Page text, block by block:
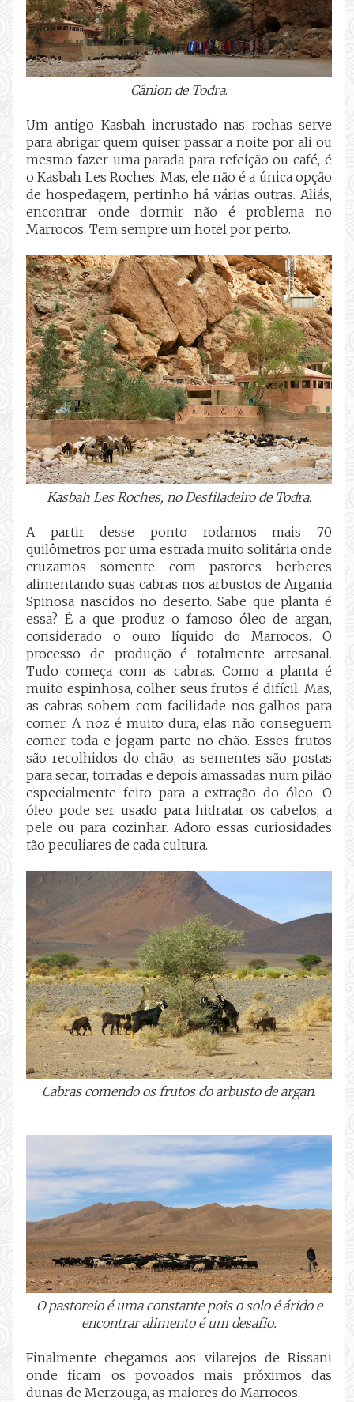
Cânion de Todra.
Um antigo Kasbah incrustado nas rochas serve
para abrigar quem quiser passar a noite por ali ou
mesmo fazer uma parada para refeição ou café, é
o Kasbah Les Roches. Mas, ele não é a única opção
de hospedagem, pertinho há várias outras. Aliás,
encontrar onde dormir não é problema no
Marrocos. Tem sempre um hotel por perto.
Kasbah Les Roches, no Desfiladeiro de Todra.
A partir desse ponto rodamos mais 70
quilômetros por uma estrada muito solitária onde
cruzamos somente com pastores berberes
alimentando suas cabras nos arbustos de Argania
Spinosa nascidos no deserto. Sabe que planta é
essa? É a que produz o famoso óleo de argan,
considerado o ouro líquido do Marrocos. O
processo de produção é totalmente artesanal.
Tudo começa com as cabras. Como a planta é
muito espinhosa, colher seus frutos é difícil. Mas,
as cabras sobem com facilidade nos galhos para
comer. A noz é muito dura, elas não conseguem
comer toda e jogam parte no chão. Esses frutos
são recolhidos do chão, as sementes são postas
para secar, torradas e depois amassadas num pilão
especialmente feito para a extração do óleo. O
óleo pode ser usado para hidratar os cabelos, a
pele ou para cozinhar. Adoro essas curiosidades
tão peculiares de cada cultura.
Cabras comendo os frutos do arbusto de argan.
O pastoreio é uma constante pois o solo é árido e
encontrar alimento é um desafio.
Finalmente chegamos aos vilarejos de Rissani
onde ficam os povoados mais próximos das
dunas de Merzouga, as maiores do Marrocos.